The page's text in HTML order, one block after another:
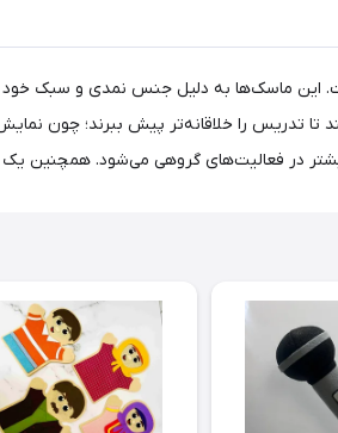
این ماسک‌ها به دلیل جنس نمدی و سبک
تدریس را خلاقانه‌تر پیش ببرند؛ چون
در فعالیت‌های گروهی می‌شود. همچنین یک